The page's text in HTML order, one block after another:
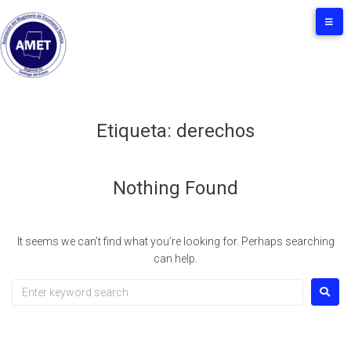
Etiqueta: derechos
Nothing Found
It seems we can’t find what you’re looking for. Perhaps searching
can help.